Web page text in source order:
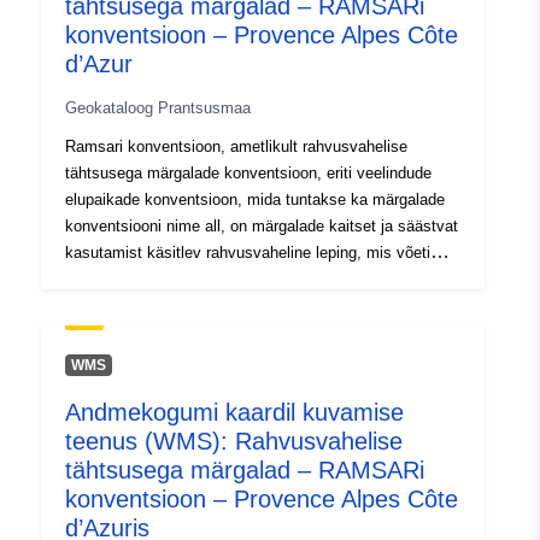
codelist/SpatialDataServiceType/
tähtsusega märgalad – RAMSARi
konventsioon – Provence Alpes Côte
d’Azur
Geokataloog Prantsusmaa
Ramsari konventsioon, ametlikult rahvusvahelise
tähtsusega märgalade konventsioon, eriti veelindude
elupaikade konventsioon, mida tuntakse ka märgalade
konventsiooni nime all, on märgalade kaitset ja säästvat
kasutamist käsitlev rahvusvaheline leping, mis võeti
homme, tunnustades nende ökoloogilisi funktsioone ning
majanduslikku, kultuurilist, teaduslikku ja
WMS
Andmekogumi kaardil kuvamise
teenus (WMS): Rahvusvahelise
tähtsusega märgalad – RAMSARi
konventsioon – Provence Alpes Côte
d’Azuris